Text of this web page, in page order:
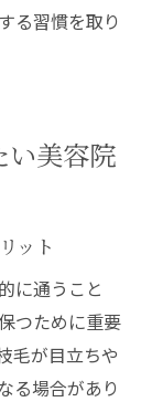
る習慣を取り
い美容院
ット
に通うこと
つために重要
毛が目立ちや
る場合があり